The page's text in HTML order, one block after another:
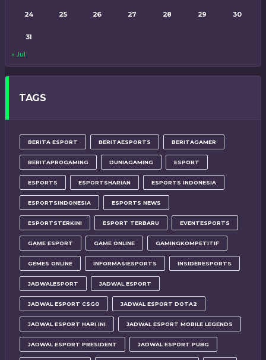
24 25 26 27 28 29 30
31
« Jul
TAGS
BERITA ESPORT BERITAESPORTS BERITAGAMER
BERITAPROGAMING DUNIAGAMING ESPORT
ESPORTS ESPORTSHARIAN ESPORTS INDONESIA
ESPORTSINDONESIA ESPORTS NEWS
ESPORTSTERKINI ESPORT TERBARU EVENTESPORTS
GAME ESPORT GAME ONLINE GAMINGKOMPETITIF
GEMES ONLINE INFORMASIESPORTS INSIDERESPORTS
JADWALESPORT JADWAL ESPORT
JADWAL ESPORT CSGO JADWAL ESPORT DOTA2
JADWAL ESPORT HARI INI JADWAL ESPORT MOBILE LEGENDS
JADWAL ESPORT PRESIDENT JADWAL ESPORT PUBG